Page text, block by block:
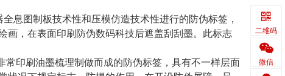
图制板技术性和压模仿造技术性进行的防伪标签，
画，在表面印刷防伪数码科技后遮盖刮刮墨。此标志
印刷油墨梳理制做而成的防伪标签，具有不一样层面
二维码
微信